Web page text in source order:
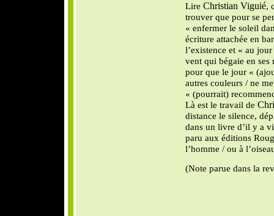
Lire Christian Viguié,
trouver que pour se
« enfermer le soleil
écriture attachée en
l’existence et « au
vent qui bégaie en ses
pour que le jour «
autres couleurs / ne
« (pourrait)
Là est le travail de
distance le silence,
dans un livre d’il y a
paru aux éditions
l’homme / ou à
(Note parue